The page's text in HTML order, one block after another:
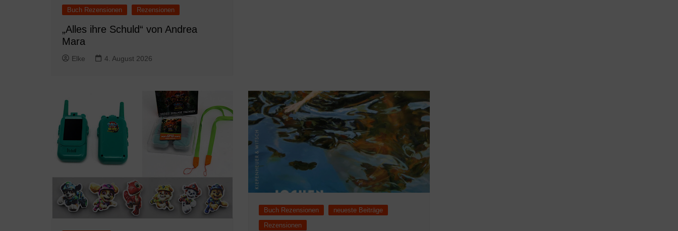
Buch Rezensionen Rezensionen
„Alles ihre Schuld“ von Andrea
Mara
Elke 4. August 2026
Buch Rezensionen
neueste Beiträge
Rezensionen